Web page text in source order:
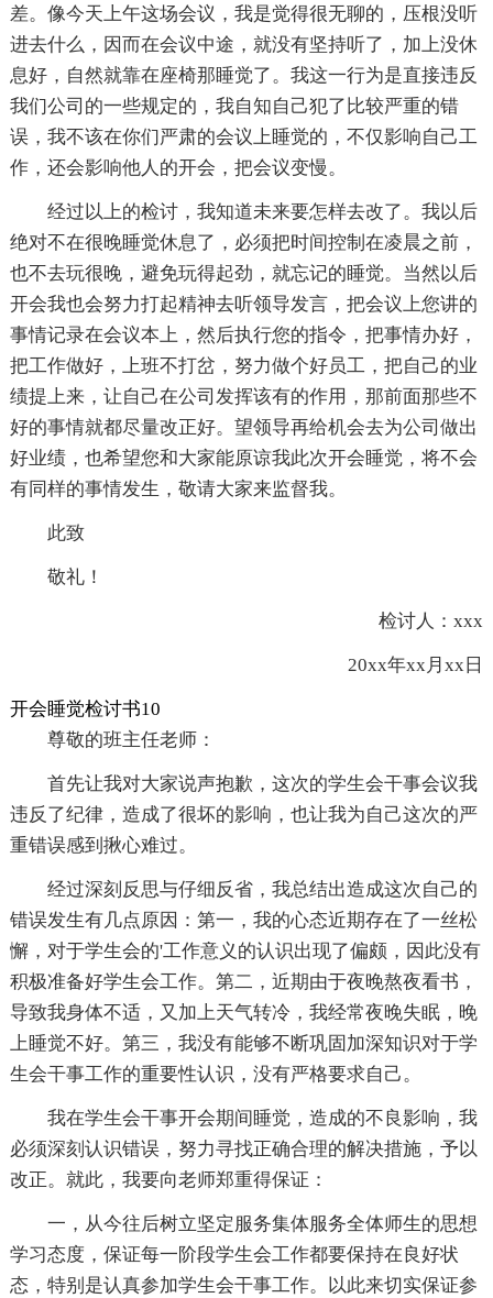
差。像今天上午这场会议，我是觉得很无聊的，压根没听
进去什么，因而在会议中途，就没有坚持听了，加上没休
息好，自然就靠在座椅那睡觉了。我这一行为是直接违反
我们公司的一些规定的，我自知自己犯了比较严重的错
误，我不该在你们严肃的会议上睡觉的，不仅影响自己工
作，还会影响他人的开会，把会议变慢。
经过以上的检讨，我知道未来要怎样去改了。我以后
绝对不在很晚睡觉休息了，必须把时间控制在凌晨之前，
也不去玩很晚，避免玩得起劲，就忘记的睡觉。当然以后
开会我也会努力打起精神去听领导发言，把会议上您讲的
事情记录在会议本上，然后执行您的指令，把事情办好，
把工作做好，上班不打岔，努力做个好员工，把自己的业
绩提上来，让自己在公司发挥该有的作用，那前面那些不
好的事情就都尽量改正好。望领导再给机会去为公司做出
好业绩，也希望您和大家能原谅我此次开会睡觉，将不会
有同样的事情发生，敬请大家来监督我。
此致
敬礼！
检讨人：xxx
20xx年xx月xx日
开会睡觉检讨书10
尊敬的班主任老师：
首先让我对大家说声抱歉，这次的学生会干事会议我
违反了纪律，造成了很坏的影响，也让我为自己这次的严
重错误感到揪心难过。
经过深刻反思与仔细反省，我总结出造成这次自己的
错误发生有几点原因：第一，我的心态近期存在了一丝松
懈，对于学生会的'工作意义的认识出现了偏颇，因此没有
积极准备好学生会工作。第二，近期由于夜晚熬夜看书，
导致我身体不适，又加上天气转冷，我经常夜晚失眠，晚
上睡觉不好。第三，我没有能够不断巩固加深知识对于学
生会干事工作的重要性认识，没有严格要求自己。
我在学生会干事开会期间睡觉，造成的不良影响，我
必须深刻认识错误，努力寻找正确合理的解决措施，予以
改正。就此，我要向老师郑重得保证：
一，从今往后树立坚定服务集体服务全体师生的思想
学习态度，保证每一阶段学生会工作都要保持在良好状
态，特别是认真参加学生会干事工作。以此来切实保证参